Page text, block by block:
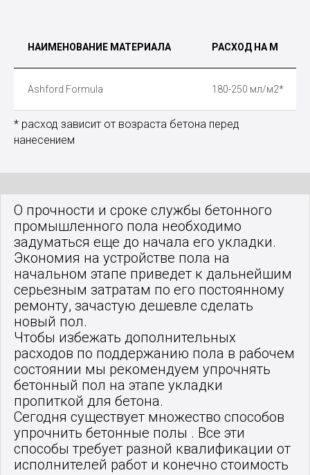
НАИМЕНОВАНИЕ МАТЕРИАЛА РАСХОД НА М
Ashford Formula 180-250 мл/м2*
* расход зависит от возраста бетона перед
нанесением
О прочности и сроке службы бетонного
промышленного пола необходимо
задуматься еще до начала его укладки.
Экономия на устройстве пола на
начальном этапе приведет к дальнейшим
серьезным затратам по его постоянному
ремонту, зачастую дешевле сделать
новый пол.
Чтобы избежать дополнительных
расходов по поддержанию пола в рабочем
состоянии мы рекомендуем упрочнять
бетонный пол на этапе укладки
пропиткой для бетона.
Сегодня существует множество способов
упрочнить бетонные полы . Все эти
способы требует разной квалификации от
исполнителей работ и конечно стоимость